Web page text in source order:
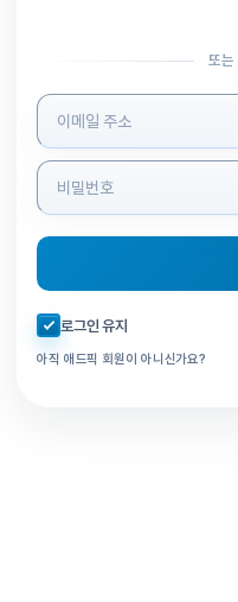
또는
로그인 정보 입력
자동로그인 체크
로그인 유지
아직 애드픽 회원이 아니신가요?